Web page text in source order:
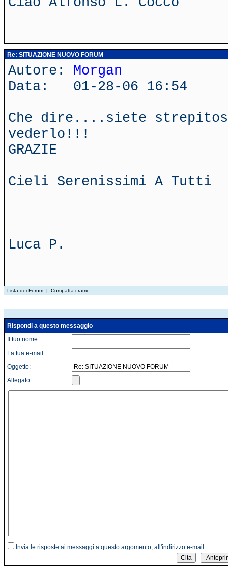
Re: SITUAZIONE NUOVO FORUM
Autore: Morgan
Data: 01-28-06 16:54
Che dire....siete
vederlo!!!
GRAZIE
Cieli Serenissimi A Tutti
Luca P.
Lista dei Forum | Compatta i rami
Rispondi a questo messaggio
Il tuo nome:
La tua e-mail:
Oggetto:
Allegato:
Invia le risposte ai messaggi a questo argomento, all'indirizzo e-mail.